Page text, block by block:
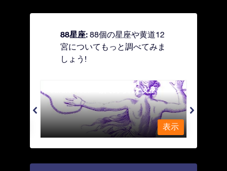
88星座: 88個の星座や黄道12
宮についてもっと調べてみま
しょう!
Andromeda - 鎖で縛られた女座
表示